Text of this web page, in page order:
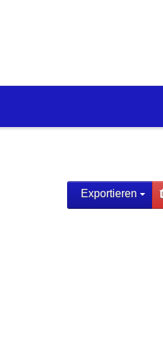
Exportieren